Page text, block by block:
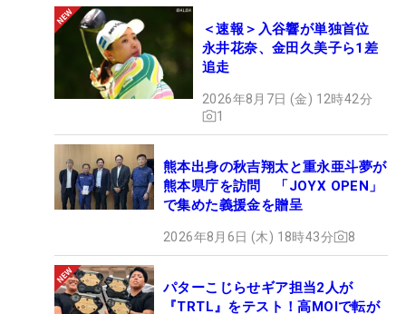
＜速報＞入谷響が単独首位
永井花奈、金田久美子ら1差
追走
2026年8月7日 (金) 12時42分
1
熊本出身の秋吉翔太と重永亜斗夢が
熊本県庁を訪問 「JOYX OPEN」
で集めた義援金を贈呈
2026年8月6日 (木) 18時43分 8
パターこじらせギア担当2人が
『TRTL』をテスト！高MOIで転が